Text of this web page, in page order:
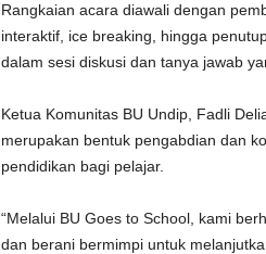
Rangkaian acara diawali dengan
interaktif, ice breaking, hingga
dalam sesi diskusi dan tanya jawab
Ketua Komunitas BU Undip, Fadli
merupakan bentuk pengabdian dan
pendidikan bagi pelajar.
“Melalui BU Goes to School, kami
dan berani bermimpi untuk